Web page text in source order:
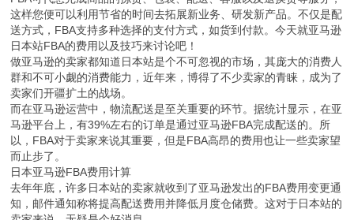
FBA可代您完成商品的拣货、包装、配送、客服以及退换货等服务，
这样您便可以利用节省的时间去拓展新业务、研发新产品。不仅是配
送方式，FBA支持多种选择的支付方式，如货到付款。今天就亚马逊
日本站FBA的费用以及技巧来讨论吧！
做亚马逊的卖家都知道日本站是个不可忽视的市场，其庞大的消费人
群和不可小觑的消费能力，近年来，博得了不少卖家的青睐，成为了
卖家们开疆扩土的战场。
而在亚马逊运营中，物流配送是至关重要的环节。据统计显示，在亚
马逊平台上，有39%左右的订单是通过亚马逊FBA完成配送的。所
以，FBA对于卖家来说其重要，但是FBA高昂的费用也让一些卖家望
而止步了。
日本亚马逊FBA费用计算
去年年底，许多日本站的卖家就收到了亚马逊发出的FBA费用变更通
知，邮件通知称将提高配送费用并降低月度仓储费。这对于日本站的